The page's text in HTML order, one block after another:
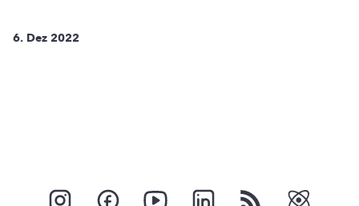
6. Dez 2022